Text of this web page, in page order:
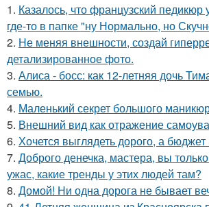
1. Казалось, что французский
где-то в папке "ну Нормально, но
2. Не меняя внешности, создай
детализированное фото.
3. Алиса - босс: как 12-летняя дочь
семью.
4. Маленький секрет большого
5. Внешний вид как отражение
6. Хочется выглядеть дорого, а
7. Доброго денечка, мастера, вы только
ужас, какие тренды у этих людей там?
8. Домой! Ни одна дорога не бывает